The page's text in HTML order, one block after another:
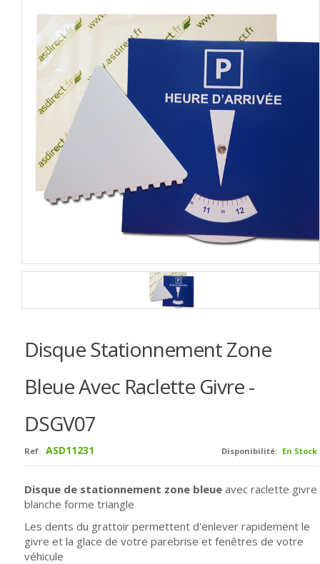
Disque Stationnement Zone
Bleue Avec Raclette Givre -
DSGV07
Disponibilité: En Stock
Ref. ASD11231
Disque de stationnement zone bleue avec raclette givre
blanche forme triangle
Les dents du grattoir permettent d'enlever rapidement le
givre et la glace de votre parebrise et fenêtres de votre
véhicule